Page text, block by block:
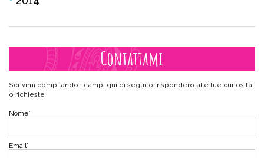
Contattami
Scrivimi compilando i campi qui di seguito, risponderò alle tue curiosità
o richieste
Nome*
Email*